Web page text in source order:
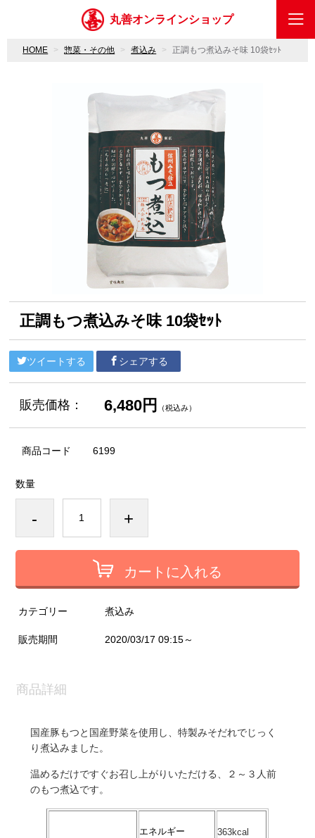
丸善オンラインショップ
HOME 惣菜・その他 煮込み 正調もつ煮込みそ味 10袋ｾｯﾄ
正調もつ煮込みそ味 10袋ｾｯﾄ
ツイートする シェアする
販売価格： 6,480円 （税込み）
商品コード 6199
数量
- +
カートに入れる
カテゴリー 煮込み
販売期間 2020/03/17 09:15～
商品詳細
国産豚もつと国産野菜を使用し、特製みそだれでじっく
り煮込みました。
温めるだけですぐお召し上がりいただける、２～３人前
のもつ煮込です。
エネルギー 363kcal